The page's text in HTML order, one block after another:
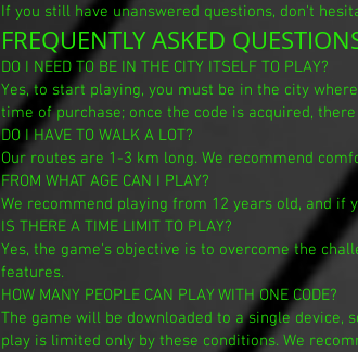
If you still have unanswered questions, don't
FREQUENTLY ASKED
DO I NEED TO BE IN THE CITY ITSELF TO PLAY?
Yes, to start playing, you must be in the city
time of purchase; once the code is acquired,
DO I HAVE TO WALK A LOT?
Our routes are 1-3 km long. We recommend
FROM WHAT AGE CAN I PLAY?
We recommend playing from 12 years old, and if
IS THERE A TIME LIMIT TO PLAY?
Yes, the game's objective is to overcome the
features.
HOW MANY PEOPLE CAN PLAY WITH ONE CODE?
The game will be downloaded to a single device,
play is limited only by these conditions. We